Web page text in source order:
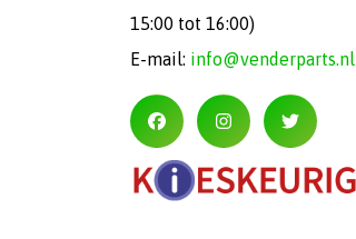
15:00 tot 16:00)
E-mail: info@venderparts.nl